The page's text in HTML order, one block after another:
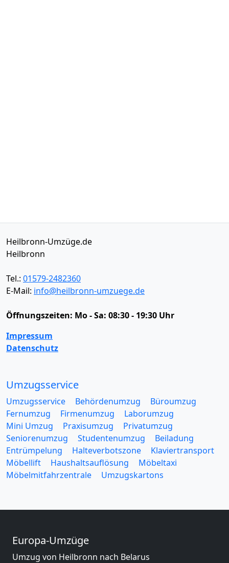
Heilbronn-Umzüge.de
Heilbronn
Tel.: 01579-2482360
E-Mail: info@heilbronn-umzuege.de
Öffnungszeiten: Mo - Sa: 08:30 - 19:30 Uhr
Impressum
Datenschutz
Umzugsservice
Umzugsservice Behördenumzug
Büroumzug
Fernumzug
Firmenumzug
Laborumzug
Mini Umzug
Praxisumzug
Privatumzug
Seniorenumzug
Studentenumzug
Beiladung
Entrümpelung
Halteverbotszone
Klaviertransport
Möbellift
Haushaltsauflösung
Möbeltaxi
Möbelmitfahrzentrale
Umzugskartons
Europa-Umzüge
Umzug von Heilbronn nach Belarus